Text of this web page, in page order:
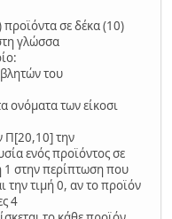
προϊόντα σε δέκα (10)
γλώσσα
του
ονόματα των είκοσι
Π[20,10] την
ενός προϊόντος σε
1 στην περίπτωση που
την τιμή 0, αν το προϊόν
4